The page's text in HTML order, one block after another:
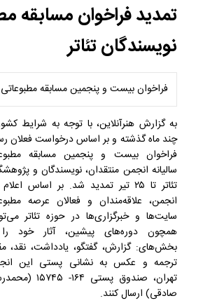
تمدید فراخوان مسابقه
نویسندگان تئاتر
فراخوان بیست و پنجمین مسابقه مطبوعاتی سالیانه
به گزارش هنرآنلاین، با توجه به شرایط
چند ماه گذشته و بر اساس درخواست فعلان
فراخوان بیست و پنجمین مسابقه
سالیانه انجمن منتقدان، نویسندگان و
تئاتر تا ۲۵ تیر تمدید شد. بر اساس
انجمن، علاقه‌مندان و فعالان عرصه
سایت‌ها و خبرگزاری‌ها در حوزه تئاتر
همچون دوره‌های پیشین، آثار خود
بخش‌های: گزارش، گفتگو، یادداشت، نقد،
ترجمه و عکس به نشانی پستی این
تهران، صندوق پستی ۱۶۴-
صادقی) ارسال کنند.